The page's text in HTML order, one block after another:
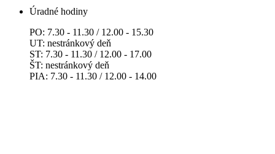
Úradné hodiny
PO: 7.30 - 11.30 / 12.00 - 15.30
UT: nestránkový deň
ST: 7.30 - 11.30 / 12.00 - 17.00
ŠT: nestránkový deň
PIA: 7.30 - 11.30 / 12.00 - 14.00